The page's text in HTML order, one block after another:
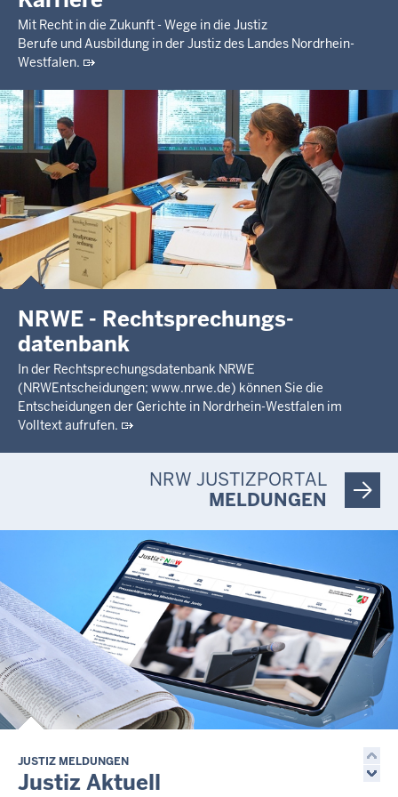
Mit Recht in die Zukunft - Wege in die Justiz
Berufe und Ausbildung in der Justiz des Landes Nordrhein-
Westfalen.
NRWE - Rechtsprechungs­
datenbank
In der Rechtsprechungsdatenbank NRWE
(NRWEntscheidungen; www.nrwe.de) können Sie die
Entscheidungen der Gerichte in Nordrhein-Westfalen im
Volltext aufrufen.
NRW JUSTIZPORTAL
MELDUNGEN
JUSTIZ MELDUNGEN
Justiz Aktuell